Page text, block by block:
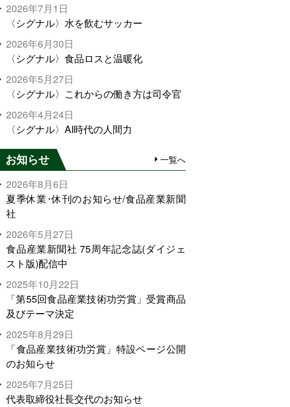
2026年7月1日
〈シグナル〉水を飲むサッカー
2026年6月30日
〈シグナル〉食品ロスと温暖化
2026年5月27日
〈シグナル〉これからの働き方は司令官
2026年4月24日
〈シグナル〉AI時代の人間力
お知らせ 一覧へ
2026年8月6日
夏季休業･休刊のお知らせ/食品産業新聞
社
2026年5月27日
食品産業新聞社 75周年記念誌(ダイジェ
スト版)配信中
2025年10月22日
「第55回食品産業技術功労賞」受賞商品
及びテーマ決定
2025年8月29日
「食品産業技術功労賞」特設ページ公開
のお知らせ
2025年7月25日
代表取締役社長交代のお知らせ